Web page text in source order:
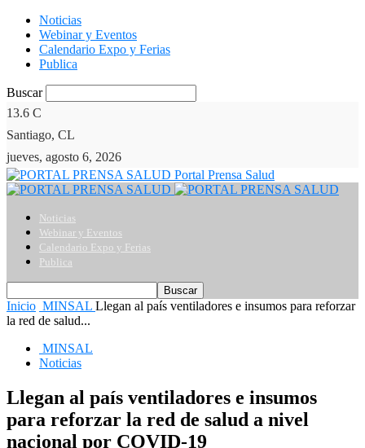
Noticias
Webinar y Eventos
Calendario Expo y Ferias
Publica
Buscar
13.6 C
Santiago, CL
jueves, agosto 6, 2026
Portal Prensa Salud
Noticias
Webinar y Eventos
Calendario Expo y Ferias
Publica
Inicio MINSAL Llegan al país ventiladores e insumos para reforzar
la red de salud...
MINSAL
Noticias
Llegan al país ventiladores e insumos
para reforzar la red de salud a nivel
nacional por COVID-19